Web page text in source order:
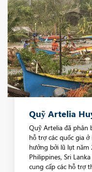
Quỹ Artelia
Ứng Phó Với
Á
Quỹ Artelia đã phân
hỗ trợ các quốc gia
hưởng bởi lũ lụt
Philippines, Sri
cung cấp các hỗ trợ